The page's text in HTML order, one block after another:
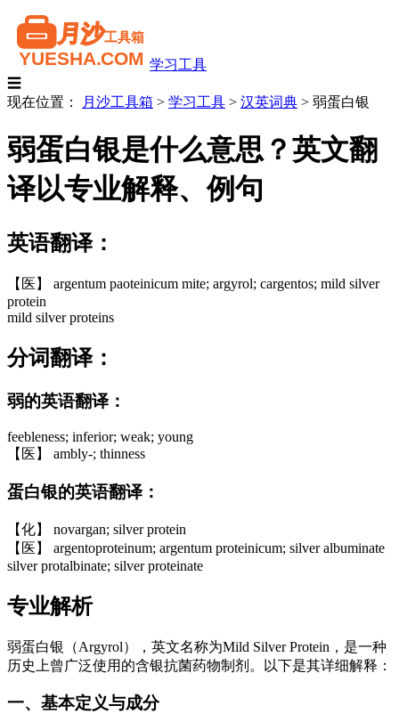
学习工具
☰
现在位置：
月沙工具箱 > 学习工具 > 汉英词典 > 弱蛋白银
弱蛋白银是什么意思？英文翻
译以专业解释、例句
英语翻译：
【医】 argentum paoteinicum mite; argyrol; cargentos; mild silver
protein
mild silver proteins
分词翻译：
弱的英语翻译：
feebleness; inferior; weak; young
【医】 ambly-; thinness
蛋白银的英语翻译：
【化】 novargan; silver protein
【医】 argentoproteinum; argentum proteinicum; silver albuminate
silver protalbinate; silver proteinate
专业解析
弱蛋白银（Argyrol），英文名称为Mild Silver Protein，是一种
历史上曾广泛使用的含银抗菌药物制剂。以下是其详细解释：
一、基本定义与成分